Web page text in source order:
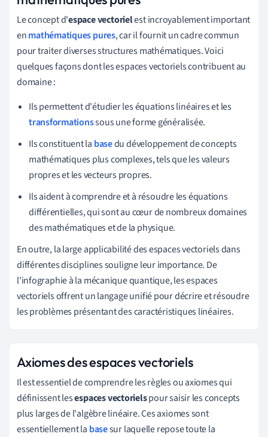
Le concept d'espace vectorielest incroyablement important
enmathématiques pures, car il fournit un cadre commun
pour traiter diverses structures mathématiques. Voici
quelques façons dont les espaces vectoriels contribuent au
domaine :
Ils permettent d'étudier les équations linéaires et les
transformationssous une forme généralisée.
Ils constituent la basedu développement de concepts
mathématiques plus complexes, tels que les valeurs
propres et les vecteurs propres.
Ils aident à comprendre et à résoudre les équations
différentielles, qui sont au cœur de nombreux domaines
des mathématiques et de la physique.
En outre, la large applicabilité des espaces vectoriels dans
différentes disciplines souligne leur importance. De
l'infographie à la mécanique quantique, les espaces
vectoriels offrent un langage unifié pour décrire et résoudre
les problèmes présentant des caractéristiques linéaires.
Axiomes des espaces vectoriels
Il est essentiel de comprendre les règles ou axiomes qui
définissent lesespaces vectorielspour saisir les concepts
plus larges de l'algèbre linéaire. Ces axiomes sont
essentiellement la basesur laquelle repose toute la